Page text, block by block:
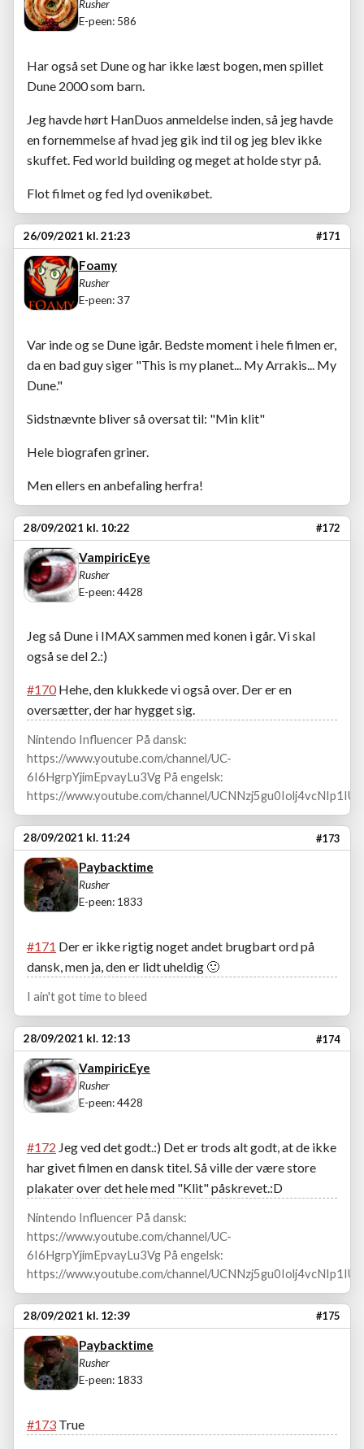
Rusher
E-peen: 586
Har også set Dune og har ikke læst bogen, men spillet
Dune 2000 som barn.
Jeg havde hørt HanDuos anmeldelse inden, så jeg havde
en fornemmelse af hvad jeg gik ind til og jeg blev ikke
skuffet. Fed world building og meget at holde styr på.
Flot filmet og fed lyd ovenikøbet.
26/09/2021 kl. 21:23 #171
Foamy
Rusher
E-peen: 37
Var inde og se Dune igår. Bedste moment i hele filmen er,
da en bad guy siger "This is my planet... My Arrakis... My
Dune."
Sidstnævnte bliver så oversat til: "Min klit"
Hele biografen griner.
Men ellers en anbefaling herfra!
28/09/2021 kl. 10:22 #172
VampiricEye
Rusher
E-peen: 4428
Jeg så Dune i IMAX sammen med konen i går. Vi skal
også se del 2.:)
#170Hehe, den klukkede vi også over. Der er en
oversætter, der har hygget sig.
Nintendo Influencer På dansk:
https://www.youtube.com/channel/UC-
6I6HgrpYjimEpvayLu3Vg På engelsk:
https://www.youtube.com/channel/UCNNzj5gu0Iolj4vcNIp1IUA
28/09/2021 kl. 11:24 #173
Paybacktime
Rusher
E-peen: 1833
#171 Der er ikke rigtig noget andet brugbart ord på
dansk, men ja, den er lidt uheldig 🙂
I ain't got time to bleed
28/09/2021 kl. 12:13 #174
VampiricEye
Rusher
E-peen: 4428
#172 Jeg ved det godt.:) Det er trods alt godt, at de ikke
har givet filmen en dansk titel. Så ville der være store
plakater over det hele med "Klit" påskrevet.:D
Nintendo Influencer På dansk:
https://www.youtube.com/channel/UC-
6I6HgrpYjimEpvayLu3Vg På engelsk:
https://www.youtube.com/channel/UCNNzj5gu0Iolj4vcNIp1IUA
28/09/2021 kl. 12:39 #175
Paybacktime
Rusher
E-peen: 1833
#173 True